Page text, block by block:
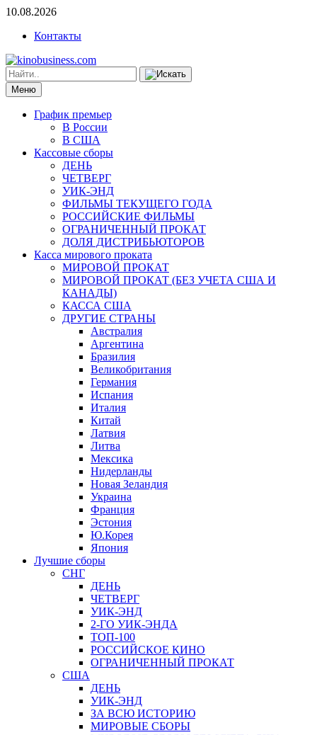
10.08.2026
Контакты
Меню
График премьер
В России
В США
Кассовые сборы
ДЕНЬ
ЧЕТВЕРГ
УИК-ЭНД
ФИЛЬМЫ ТЕКУЩЕГО ГОДА
РОССИЙСКИЕ ФИЛЬМЫ
ОГРАНИЧЕННЫЙ ПРОКАТ
ДОЛЯ ДИСТРИБЬЮТОРОВ
Касса мирового проката
МИРОВОЙ ПРОКАТ
МИРОВОЙ ПРОКАТ (БЕЗ УЧЕТА США И
КАНАДЫ)
КАССА США
ДРУГИЕ СТРАНЫ
Австралия
Аргентина
Бразилия
Великобритания
Германия
Испания
Италия
Китай
Латвия
Литва
Мексика
Нидерланды
Новая Зеландия
Украина
Франция
Эстония
Ю.Корея
Япония
Лучшие сборы
СНГ
ДЕНЬ
ЧЕТВЕРГ
УИК-ЭНД
2-ГО УИК-ЭНДА
ТОП-100
РОССИЙСКОЕ КИНО
ОГРАНИЧЕННЫЙ ПРОКАТ
США
ДЕНЬ
УИК-ЭНД
ЗА ВСЮ ИСТОРИЮ
МИРОВЫЕ СБОРЫ